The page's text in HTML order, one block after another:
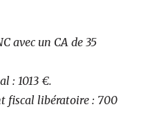
avec un CA de 35
: 1013 €.
fiscal libératoire : 700